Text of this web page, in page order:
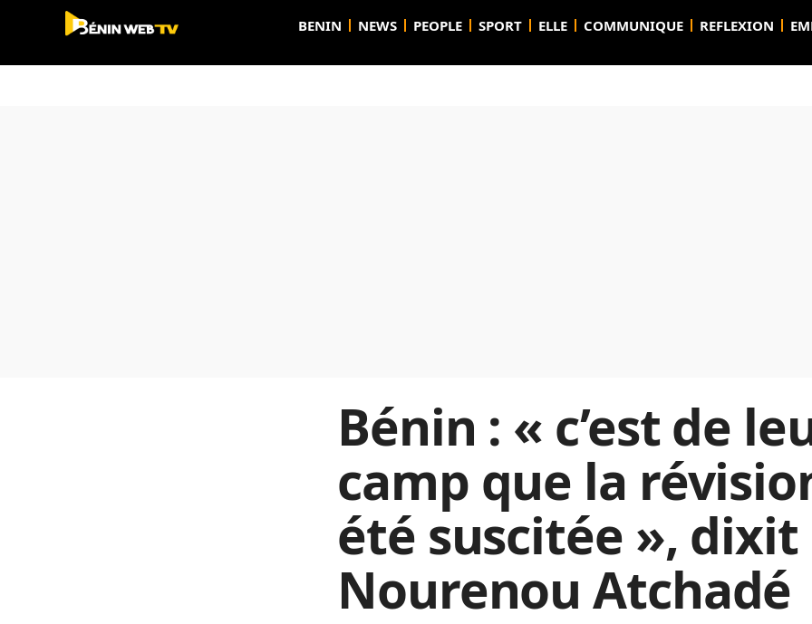
BENIN NEWS PEOPLE SPORT ELLE COMMUNIQUE REFLEXION
Bénin : « c’est de
camp que la
été suscitée », dixit
Nourenou Atchadé